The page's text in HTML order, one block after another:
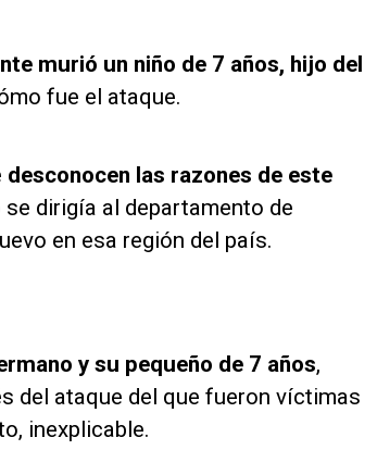
murió un niño de 7 años, hijo del
fue el ataque.
desconocen las razones de este
se dirigía al departamento de
en esa región del país.
y su pequeño de 7 años,
del ataque del que fueron víctimas
inexplicable.